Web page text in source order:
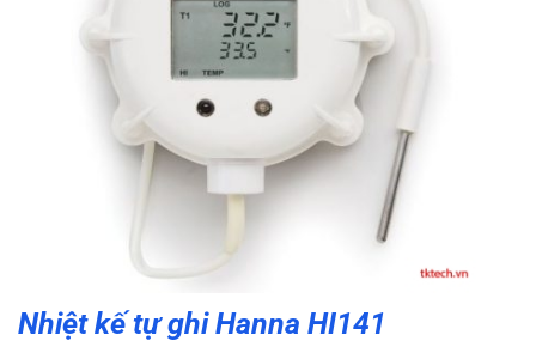
Nhiệt kế tự ghi Hanna HI141